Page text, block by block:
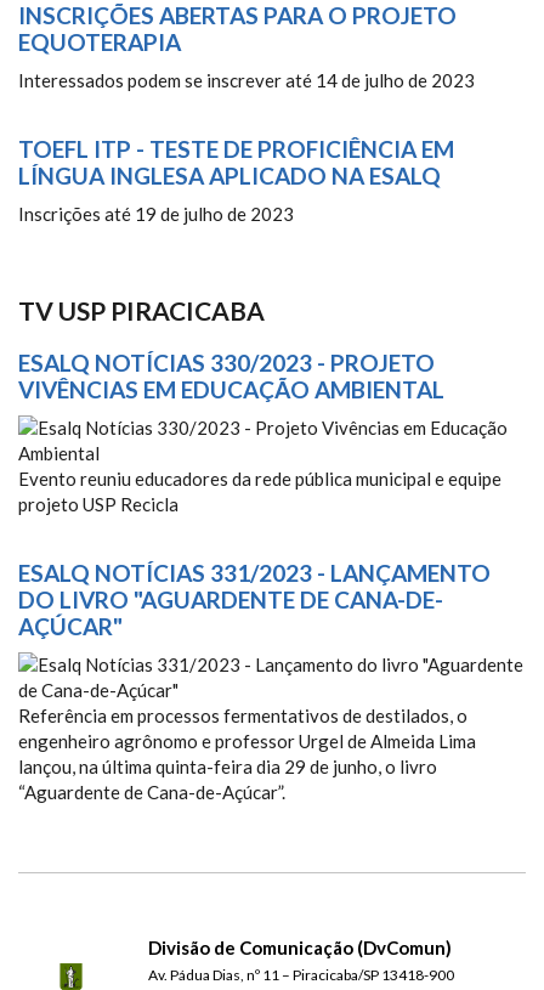
INSCRIÇÕES ABERTAS PARA O PROJETO
EQUOTERAPIA
Interessados podem se inscrever até 14 de julho de 2023
TOEFL ITP - TESTE DE PROFICIÊNCIA EM
LÍNGUA INGLESA APLICADO NA ESALQ
Inscrições até 19 de julho de 2023
TV USP PIRACICABA
ESALQ NOTÍCIAS 330/2023 - PROJETO
VIVÊNCIAS EM EDUCAÇÃO AMBIENTAL
ESALQ NOTÍCIAS 330/2023 -
PROJETO VIVÊNCIAS EM
Evento reuniu educadores da rede pública municipal e equipe
projeto USP Recicla
ESALQ NOTÍCIAS 331/2023 - LANÇAMENTO
DO LIVRO "AGUARDENTE DE CANA-DE-
AÇÚCAR"
ESALQ NOTÍCIAS 331/2023 -
LANÇAMENTO DO LIVRO
"AGUARDENTE DE CANA-DE-
AÇÚCAR"
Referência em processos fermentativos de destilados, o
engenheiro agrônomo e professor Urgel de Almeida Lima
lançou, na última quinta-feira dia 29 de junho, o livro
“Aguardente de Cana-de-Açúcar”.
Divisão de Comunicação (DvComun)
Av. Pádua Dias, nº 11 – Piracicaba/SP 13418-900